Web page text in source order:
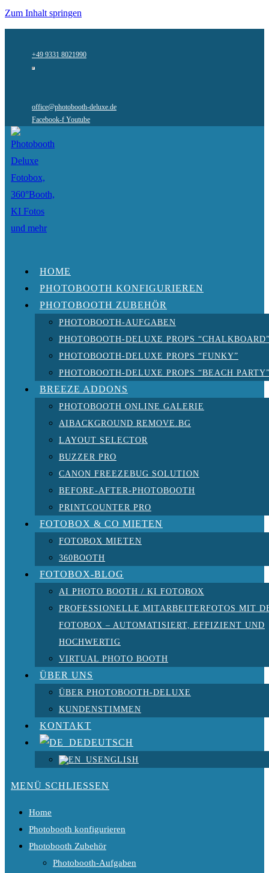
Zum Inhalt springen
+49 9331 8021990
office@photobooth-deluxe.de
Facebook-f Youtube
HOME
PHOTOBOOTH KONFIGURIEREN
PHOTOBOOTH ZUBEHÖR
PHOTOBOOTH-AUFGABEN
PHOTOBOOTH-DELUXE PROPS
PHOTOBOOTH-DELUXE PROPS “FUNKY”
PHOTOBOOTH-DELUXE PROPS “BEACH
BREEZE ADDONS
PHOTOBOOTH ONLINE GALERIE
AIBACKGROUND REMOVE.BG
LAYOUT SELECTOR
BUZZER PRO
CANON FREEZEBUG SOLUTION
BEFORE-AFTER-PHOTOBOOTH
PRINTCOUNTER PRO
FOTOBOX & CO MIETEN
FOTOBOX MIETEN
360BOOTH
FOTOBOX-BLOG
AI PHOTO BOOTH / KI FOTOBOX
PROFESSIONELLE MITARBEITERFOTOS MIT
FOTOBOX – AUTOMATISIERT, EFFIZIENT UND
HOCHWERTIG
VIRTUAL PHOTO BOOTH
ÜBER UNS
ÜBER PHOTOBOOTH-DELUXE
KUNDENSTIMMEN
KONTAKT
DEUTSCH
ENGLISH
MENÜ SCHLIESSEN
Home
Photobooth konfigurieren
Photobooth Zubehör
Photobooth-Aufgaben